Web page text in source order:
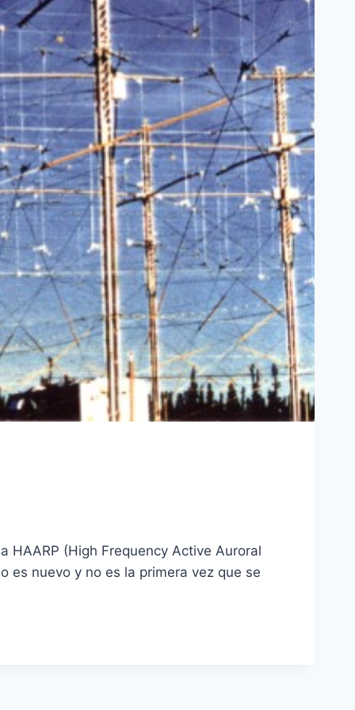
HAARP (High Frequency Active Auroral
es nuevo y no es la primera vez que se